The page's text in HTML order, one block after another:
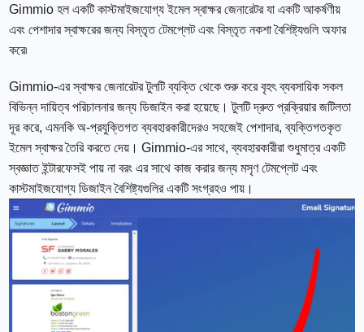
Gimmio হল একটি কাস্টমাইজযোগ্য ইমেল স্বাক্ষর জেনারেটর যা একটি আকর্ষণীয়
এবং পেশাদার স্বাক্ষরের জন্য বিস্তৃত টেমপ্লেট এবং বিস্তৃত নকশা বৈশিষ্ট্যগুলি অফার
করে৷
Gimmio-এর স্বাক্ষর জেনারেটর টুলটি ব্যক্তি থেকে শুরু করে বৃহৎ ব্যবসায়িক সকল
বিভিন্ন দায়িত্ব পরিচালনার জন্য ডিজাইন করা হয়েছে। টুলটি দ্রুত প্রক্রিয়ার জটিলতা
দূর করে, এমনকি অ-প্রযুক্তিগত ব্যবহারকারীদেরও সহজেই পেশাদার, ব্যক্তিগতকৃত
ইমেল স্বাক্ষর তৈরি করতে দেয়। Gimmio-এর সাথে, ব্যবহারকারীরা শুধুমাত্র একটি
স্বজ্ঞাত ইন্টারফেসই পায় না বরং এর সাথে কাজ করার জন্য মসৃণ টেমপ্লেট এবং
কাস্টমাইজযোগ্য ডিজাইন বৈশিষ্ট্যগুলির একটি সংগ্রহও পায়।